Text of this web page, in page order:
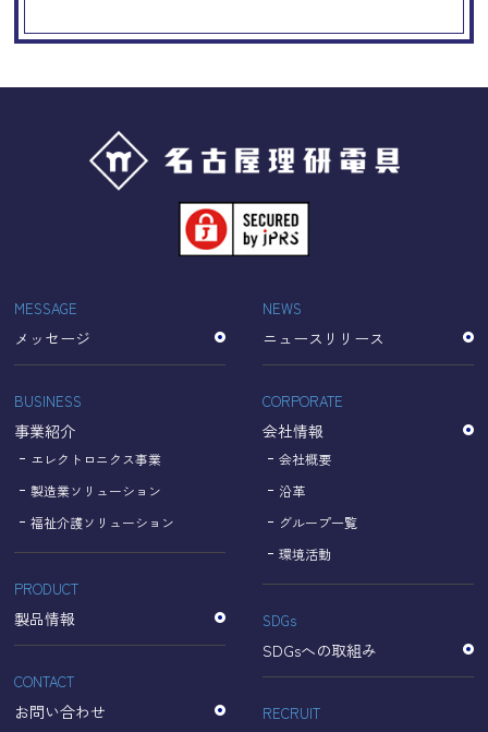
Googleアナリティクスの使用につい
当サイトでは、より良いサービスの提供、またユーザビリ
ティの向上のため、Googleアナリティクスを使用し、当サ
イトの利用状況などのデータ収集及び解析を行っておりま
す。その際、「Cookie」を通じて、Googleがお客様のIPア
ドレスなどの情報を収集する場合がありますが、
「Cookie」で収集される情報は個人を特定できるものでは
収集されたデータはGoogleのプライバシーポリシーにおい
て管理されます。
なお、当サイトのご利用をもって、上述の方法・目的にお
いてGoogle及び当サイトが行うデータ処理に関し、お客様
【Googleのプライバシーポリシー】
https://policies.google.com/privacy?hl=ja
https://policies.google.com/technologies/partner-sites?
hl=ja
個人情報に関するお問い合わせ窓口
名古屋理研電具株式会社
TEL：052-833-1248
MESSAGE
メッセージ
BUSINESS
事業紹介
エレクトロニクス事業
製造業ソリューション
福祉介護ソリューション
PRODUCT
製品情報
CONTACT
お問い合わせ
NEWS
ニュースリリース
CORPORATE
会社情報
会社概要
沿革
グループ一覧
環境活動
SDGs
SDGsへの取組み
RECRUIT